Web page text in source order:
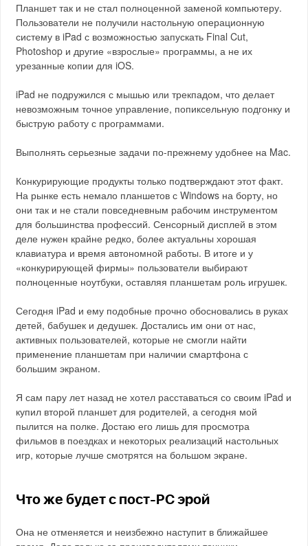
Планшет так и не стал полноценной заменой компьютеру.
Пользователи не получили настольную операционную
систему в iPad с возможностью запускать Final Cut,
Photoshop и другие «взрослые» программы, а не их
урезанные копии для iOS.
iPad не подружился с мышью или трекпадом, что делает
невозможным точное управление, попиксельную подгонку и
быструю работу с программами.
Выполнять серьезные задачи по-прежнему удобнее на Mac.
Конкурирующие продукты только подтверждают этот факт.
На рынке есть немало планшетов с Windows на борту, но
они так и не стали повседневным рабочим инструментом
для большинства профессий. Сенсорный дисплей в этом
деле нужен крайне редко, более актуальны хорошая
клавиатура и время автономной работы. В итоге и у
«конкурирующей фирмы» пользователи выбирают
полноценные ноутбуки, оставляя планшетам роль игрушек.
Сегодня iPad и ему подобные прочно обосновались в руках
детей, бабушек и дедушек. Достались им они от нас,
активных пользователей, которые не смогли найти
применение планшетам при наличии смартфона с
большим экраном.
Я сам пару лет назад не хотел расставаться со своим iPad и
купил второй планшет для родителей, а сегодня мой
пылится на полке. Достаю его лишь для просмотра
фильмов в поездках и некоторых реализаций настольных
игр, которые лучше смотрятся на большом экране.
Что же будет с пост-PC эрой
Она не отменяется и неизбежно наступит в ближайшее